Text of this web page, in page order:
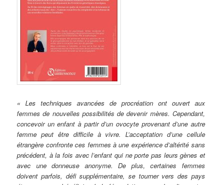
« Les techniques avancées de procréation ont ouvert aux
femmes de nouvelles possibilités de devenir mères. Cependant,
concevoir un enfant à partir d’un ovocyte provenant d’une autre
femme peut être difficile à vivre. L’acceptation d’une cellule
étrangère confronte ces femmes à une expérience d’altérité sans
précédent, à la fois avec l’enfant qui ne porte pas leurs gènes et
avec une donneuse anonyme. De plus, certaines femmes
doivent parfois, défi supplémentaire, se tourner vers des pays